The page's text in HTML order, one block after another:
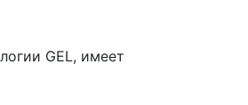
GEL, имеет